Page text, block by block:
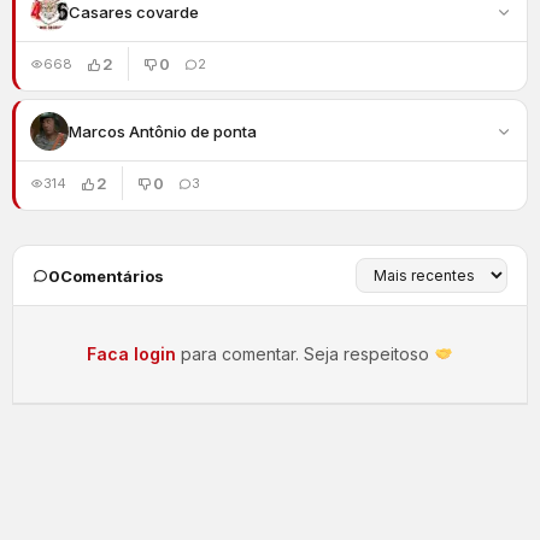
Casares covarde
668 2 0 2
Marcos Antônio de ponta
314 2 0 3
0Comentários
Faca login para comentar. Seja respeitoso